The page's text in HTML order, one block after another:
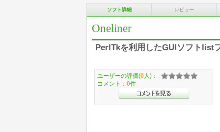
ソフト詳細 レビュー
Oneliner
PerlTkを利用したGUIソフトlist
ユーザーの評価(0 人)：
コメント： 0件